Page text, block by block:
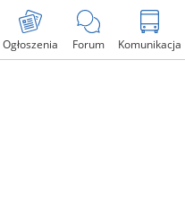
Ogłoszenia Forum Komunikacja